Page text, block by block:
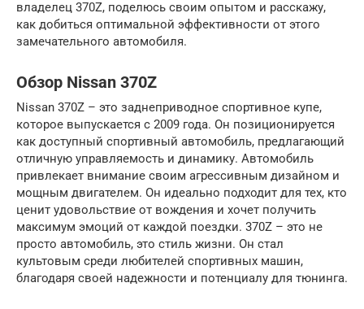
владелец 370Z, поделюсь своим опытом и расскажу,
как добиться оптимальной эффективности от этого
замечательного автомобиля.
Обзор Nissan 370Z
Nissan 370Z – это заднеприводное спортивное купе,
которое выпускается с 2009 года. Он позиционируется
как доступный спортивный автомобиль, предлагающий
отличную управляемость и динамику. Автомобиль
привлекает внимание своим агрессивным дизайном и
мощным двигателем. Он идеально подходит для тех, кто
ценит удовольствие от вождения и хочет получить
максимум эмоций от каждой поездки. 370Z – это не
просто автомобиль, это стиль жизни. Он стал
культовым среди любителей спортивных машин,
благодаря своей надежности и потенциалу для тюнинга.